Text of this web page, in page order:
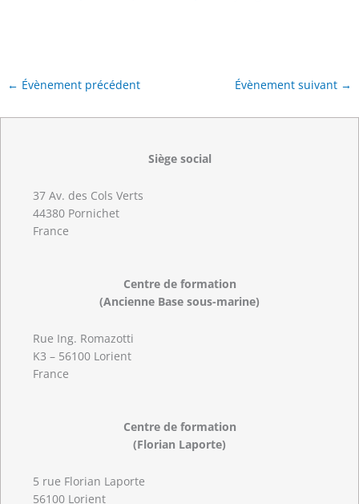
← Évènement précédent Évènement suivant →
Siège social
37 Av. des Cols Verts
44380 Pornichet
France
Centre de formation
(Ancienne Base sous-marine)
Rue Ing. Romazotti
K3 – 56100 Lorient
France
Centre de formation
(Florian Laporte)
5 rue Florian Laporte
56100 Lorient